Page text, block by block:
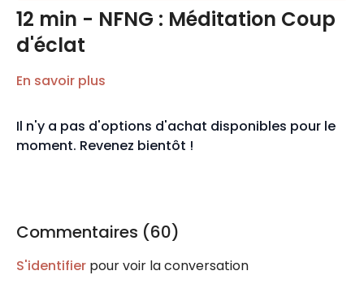
12 min - NFNG : Méditation Coup
d'éclat
En savoir plus
Il n'y a pas d'options d'achat disponibles pour le
moment. Revenez bientôt !
Commentaires (60)
S'identifier pour voir la conversation